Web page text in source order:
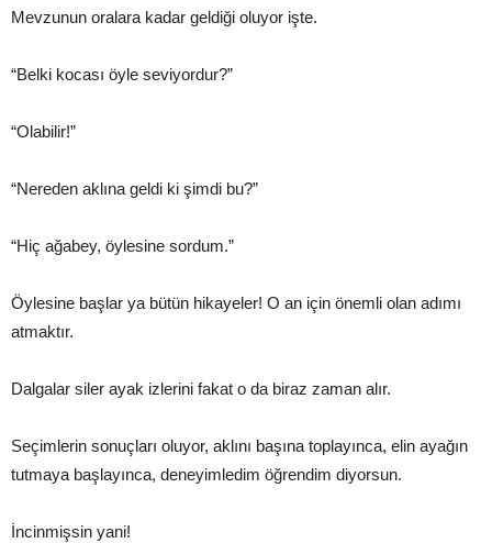
Mevzunun oralara kadar geldiği oluyor işte.
“Belki kocası öyle seviyordur?”
“Olabilir!”
“Nereden aklına geldi ki şimdi bu?”
“Hiç ağabey, öylesine sordum.”
Öylesine başlar ya bütün hikayeler! O an için önemli olan adımı
atmaktır.
Dalgalar siler ayak izlerini fakat o da biraz zaman alır.
Seçimlerin sonuçları oluyor, aklını başına toplayınca, elin ayağın
tutmaya başlayınca, deneyimledim öğrendim diyorsun.
İncinmişsin yani!